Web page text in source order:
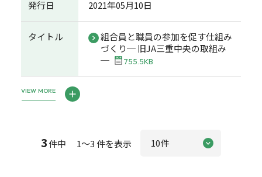
発行日 2021年05月10日
タイトル
組合員と職員の参加を促す仕組み
づくり─ 旧JA三重中央の取組み
─
755.5KB
VIEW MORE
3件中 1～3 件を表示